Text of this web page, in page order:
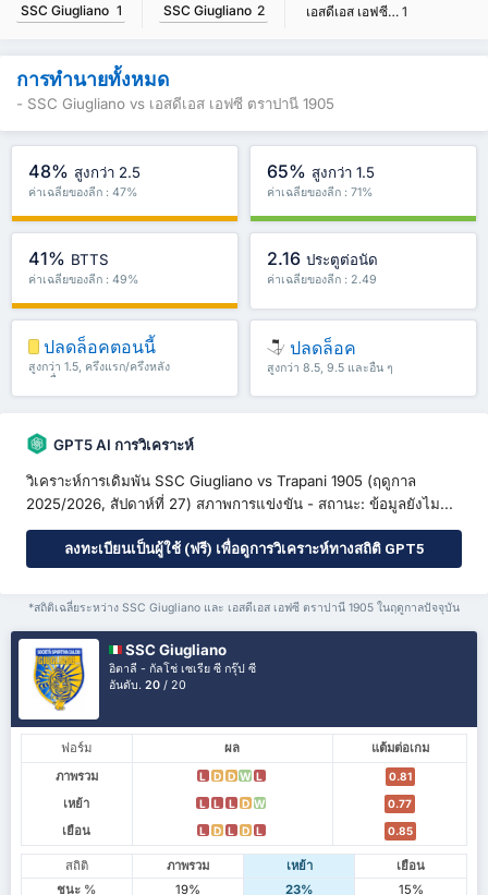
SSC Giugliano 1
SSC Giugliano 2
เอสดีเอส เอฟซี ตราปานี 1905 1
การทำนายทั้งหมด
- SSC Giugliano vs เอสดีเอส เอฟซี ตราปานี 1905
48% สูงกว่า 2.5
ค่าเฉลี่ยของลีก : 47%
65% สูงกว่า 1.5
ค่าเฉลี่ยของลีก : 71%
41% BTTS
ค่าเฉลี่ยของลีก : 49%
2.16 ประตูต่อนัด
ค่าเฉลี่ยของลีก : 2.49
ปลดล็อคตอนนี้
สูงกว่า 1.5, ครึ่งแรก/ครึ่งหลัง
และอื่น ๆ
ปลดล็อค
สูงกว่า 8.5, 9.5 และอื่น ๆ
GPT5 AI การวิเคราะห์
วิเคราะห์การเดิมพัน SSC Giugliano vs Trapani 1905 (ฤดูกาล
2025/2026, สัปดาห์ที่ 27) สภาพการแข่งขัน - สถานะ: ข้อมูลยังไม...
ลงทะเบียนเป็นผู้ใช้ (ฟรี) เพื่อดูการวิเคราะห์ทางสถิติ GPT5
*สถิติเฉลี่ยระหว่าง SSC Giugliano และ เอสดีเอส เอฟซี ตราปานี 1905 ในฤดูกาลปัจจุบัน
SSC Giugliano
อิตาลี - กัลโช่ เซเรีย ซี กรุ๊ป ซี
อันดับ.20 / 20
ฟอร์ม ผล
แต้มต่อเกม
ภาพรวม
L D D W L 0.81
เหย้า L L L D W 0.77
เยือน L D L D L 0.85
สถิติ ภาพรวม เหย้า
เยือน
ชนะ %
19% 23%
15%